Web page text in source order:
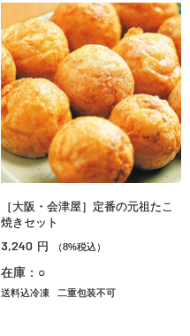
［大阪・会津屋］定番の元祖たこ
焼きセット
3,240 円 （8%税込）
在庫：○
送料込冷凍 二重包装不可